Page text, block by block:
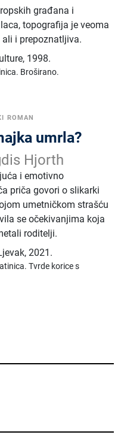
građana i
topografija je veoma
ali i prepoznatljiva.
, 1998.
Broširano.
ROMAN
umrla?
Hjorth
i emotivno
priča govori o slikarki
umetničkom strašću
se očekivanjima koja
roditelji.
,2021.
Tvrde korice s